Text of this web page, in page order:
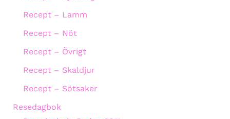
Recept – Lamm
Recept – Nöt
Recept – Övrigt
Recept – Skaldjur
Recept – Sötsaker
Resedagbok